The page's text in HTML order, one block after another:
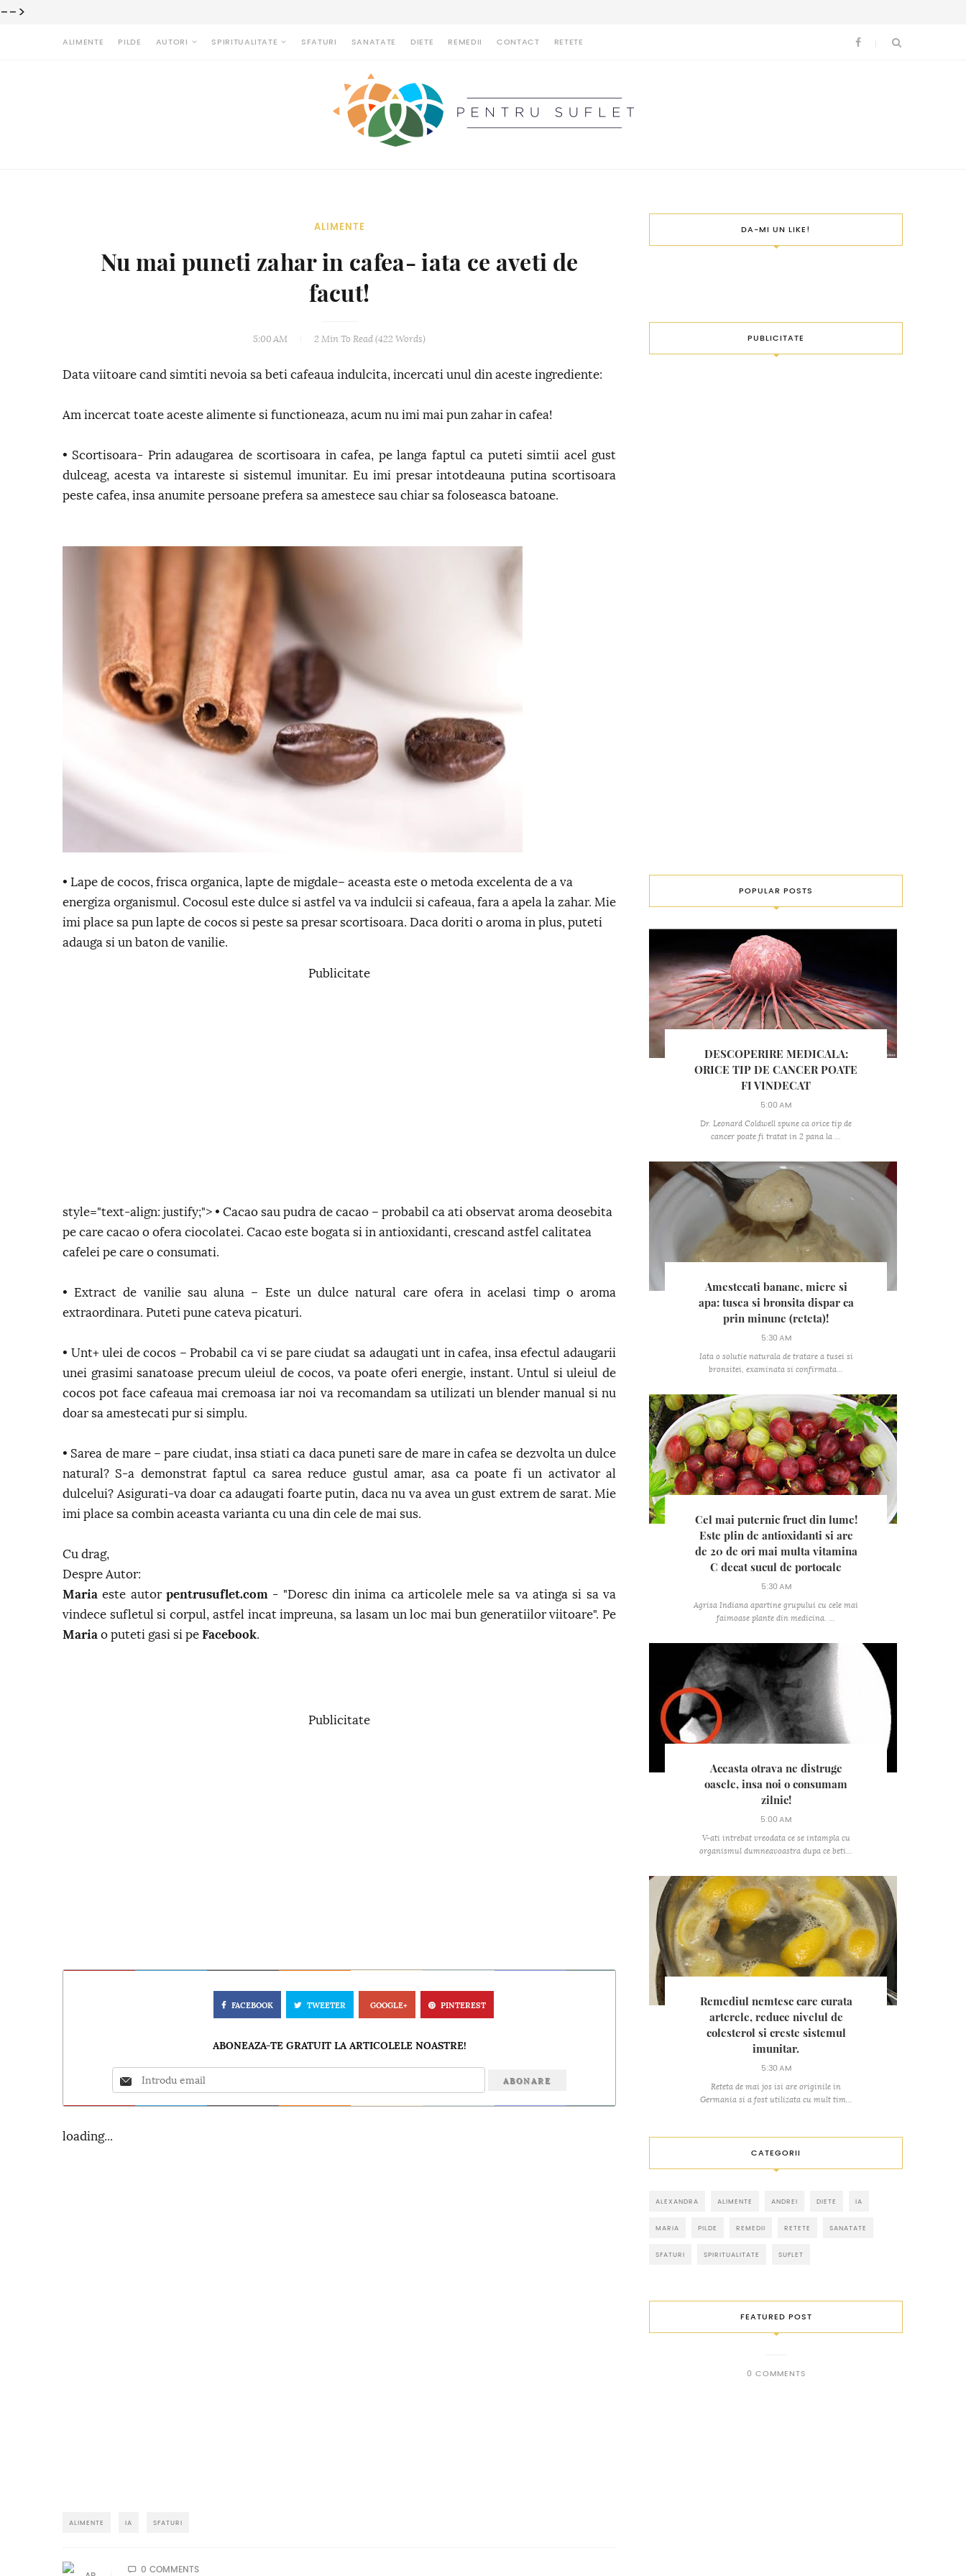
-->
ALIMENTE PILDE AUTORI SPIRITUALITATE SFATURI SANATATE DIETE REMEDII CONTACT RETETE
ALIMENTE
Nu mai puneti zahar in cafea- iata ce aveti de
facut!
5:00 AM 2 Min To Read (422 Words)
Data viitoare cand simtiti nevoia sa beti cafeaua indulcita, incercati unul din aceste ingrediente:
Am incercat toate aceste alimente si functioneaza, acum nu imi mai pun zahar in cafea!
• Scortisoara- Prin adaugarea de scortisoara in cafea, pe langa faptul ca puteti simtii acel gust
dulceag, acesta va intareste si sistemul imunitar. Eu imi presar intotdeauna putina scortisoara
peste cafea, insa anumite persoane prefera sa amestece sau chiar sa foloseasca batoane.
• Lape de cocos, frisca organica, lapte de migdale– aceasta este o metoda excelenta de a va
energiza organismul. Cocosul este dulce si astfel va va indulcii si cafeaua, fara a apela la zahar. Mie
imi place sa pun lapte de cocos si peste sa presar scortisoara. Daca doriti o aroma in plus, puteti
adauga si un baton de vanilie.
Publicitate
style="text-align: justify;"> • Cacao sau pudra de cacao – probabil ca ati observat aroma deosebita
pe care cacao o ofera ciocolatei. Cacao este bogata si in antioxidanti, crescand astfel calitatea
cafelei pe care o consumati.
• Extract de vanilie sau aluna – Este un dulce natural care ofera in acelasi timp o aroma
extraordinara. Puteti pune cateva picaturi.
• Unt+ ulei de cocos – Probabil ca vi se pare ciudat sa adaugati unt in cafea, insa efectul adaugarii
unei grasimi sanatoase precum uleiul de cocos, va poate oferi energie, instant. Untul si uleiul de
cocos pot face cafeaua mai cremoasa iar noi va recomandam sa utilizati un blender manual si nu
doar sa amestecati pur si simplu.
• Sarea de mare – pare ciudat, insa stiati ca daca puneti sare de mare in cafea se dezvolta un dulce
natural? S-a demonstrat faptul ca sarea reduce gustul amar, asa ca poate fi un activator al
dulcelui? Asigurati-va doar ca adaugati foarte putin, daca nu va avea un gust extrem de sarat. Mie
imi place sa combin aceasta varianta cu una din cele de mai sus.
Cu drag,
Despre Autor:
Maria este autor pentrusuflet.com - "Doresc din inima ca articolele mele sa va atinga si sa va
vindece sufletul si corpul, astfel incat impreuna, sa lasam un loc mai bun generatiilor viitoare". Pe
Maria o puteti gasi si pe Facebook.
Publicitate
FACEBOOK TWEETER GOOGLE+ PINTEREST
ABONEAZA-TE GRATUIT LA ARTICOLELE NOASTRE!
loading...
ALIMENTE IA SFATURI
0 COMMENTS
DA-MI UN LIKE!
PUBLICITATE
POPULAR POSTS
DESCOPERIRE MEDICALA:
ORICE TIP DE CANCER POATE
FI VINDECAT
5:00 AM
Dr. Leonard Coldwell spune ca orice tip de
cancer poate fi tratat in 2 pana la ...
Amestecati banane, miere si
apa: tusea si bronsita dispar ca
prin minune (reteta)!
5:30 AM
Iata o solutie naturala de tratare a tusei si
bronsitei, examinata si confirmata...
Cel mai puternic fruct din lume!
Este plin de antioxidanti si are
de 20 de ori mai multa vitamina
C decat sucul de portocale
5:30 AM
Agrisa Indiana apartine grupului cu cele mai
faimoase plante din medicina. ...
Aceasta otrava ne distruge
oasele, insa noi o consumam
zilnic!
5:00 AM
V-ati intrebat vreodata ce se intampla cu
organismul dumneavoastra dupa ce beti...
Remediul nemtesc care curata
arterele, reduce nivelul de
colesterol si creste sistemul
imunitar.
5:30 AM
Reteta de mai jos isi are originile in
Germania si a fost utilizata cu mult tim...
CATEGORII
ALEXANDRA ALIMENTE ANDREI DIETE IA
MARIA PILDE REMEDII RETETE SANATATE
SFATURI SPIRITUALITATE SUFLET
FEATURED POST
0 COMMENTS